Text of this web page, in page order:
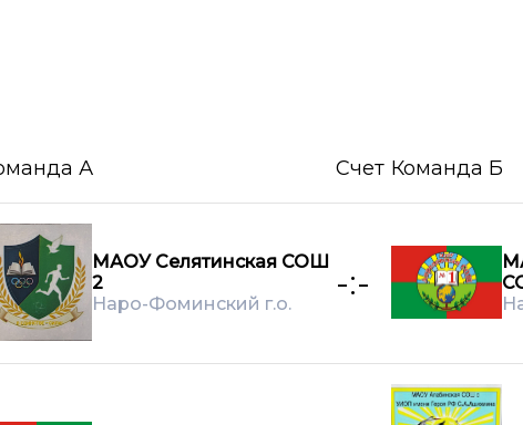
А Счет Команда Б
МАОУ Селятинская СОШ
2
Наро-Фоминский г.о.
-:-